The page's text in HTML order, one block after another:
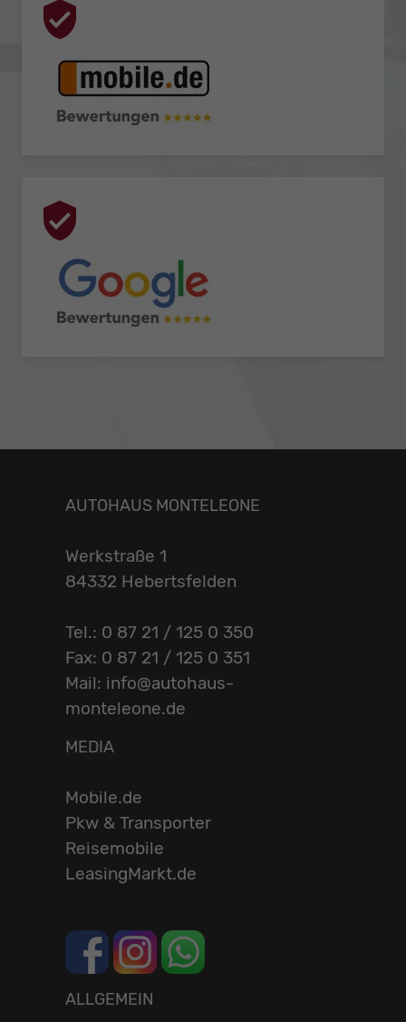
AUTOHAUS MONTELEONE
Werkstraße 1
84332 Hebertsfelden
Tel.: 0 87 21 / 125 0 350
Fax: 0 87 21 / 125 0 351
Mail: info@autohaus-
monteleone.de
MEDIA
Mobile.de
Pkw & Transporter
Reisemobile
LeasingMarkt.de
ALLGEMEIN